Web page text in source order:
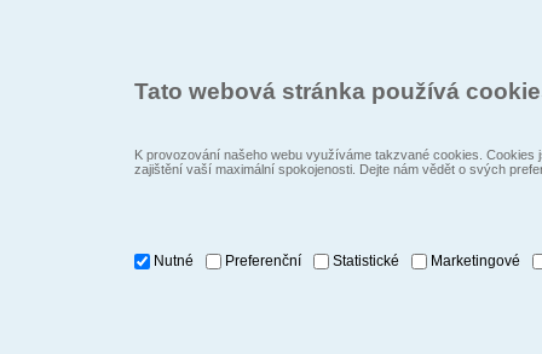
Tato webová stránka používá
K provozování našeho webu využíváme takzvané cookies.
zajištění vaší maximální spokojenosti. Dejte nám vědět o svých
Nutné Preferenční Statistické Marketingové